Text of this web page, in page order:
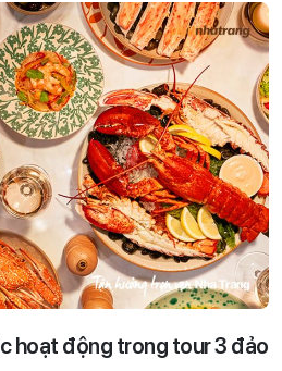
hoạt động trong tour 3 đảo